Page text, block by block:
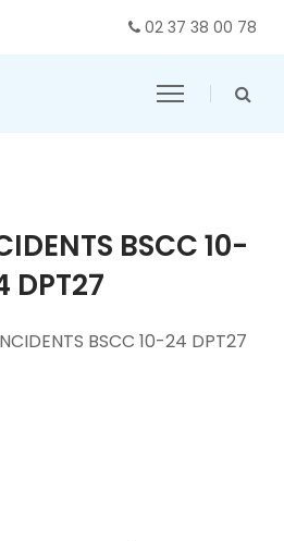
02 37 38 00 78
BSCC 10-
DPT27
BSCC 10-24 DPT27